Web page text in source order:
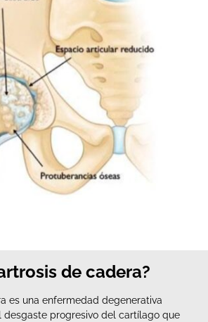
de cadera?
es una enfermedad degenerativa
desgaste progresivo del cartílago que